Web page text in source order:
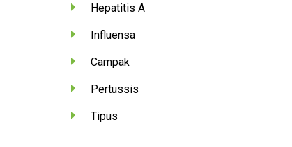
Hepatitis A
Influensa
Campak
Pertussis
Tipus